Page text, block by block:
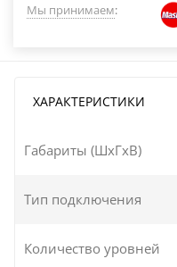
Мы принимаем:
ХАРАКТЕРИСТИКИ
Габариты (ШxГxВ)
Тип подключения
Количество уровней